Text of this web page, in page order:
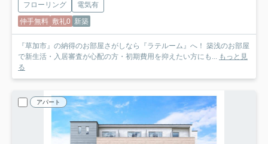
フローリング
電気有
仲手無料 敷礼0 新築
『草加市』の納得のお部屋さがしなら『ラテルーム』へ！ 築浅のお部屋
で新生活・入居審査が心配の方・初期費用を抑えたい方にも... もっと見
る
アパート